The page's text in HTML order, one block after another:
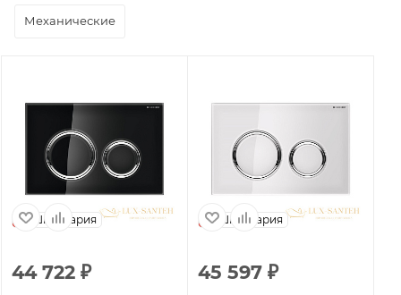
Механические
Швейцария
44 722 ₽
Швейцария
45 597 ₽